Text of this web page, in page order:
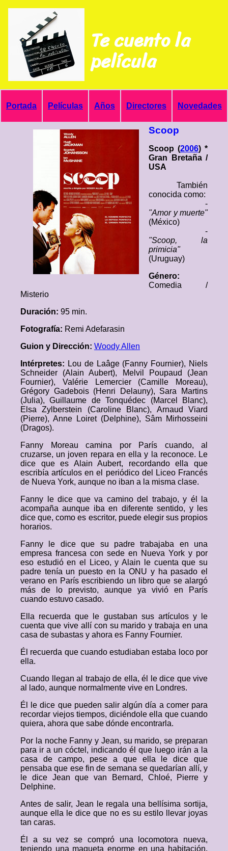
Te cuento la
película
Portada Películas Años Directores Novedades
Scoop
Scoop (2006) *
Gran Bretaña /
USA
También
conocida como:
-
"Amor y muerte"
(México)
-
"Scoop, la
primicia"
(Uruguay)
Género:
Comedia /
Misterio
Duración: 95 min.
Fotografía: Remi Adefarasin
Guion y Dirección: Woody Allen
Intérpretes: Lou de Laâge (Fanny Fournier), Niels
Schneider (Alain Aubert), Melvil Poupaud (Jean
Fournier), Valérie Lemercier (Camille Moreau),
Grégory Gadebois (Henri Delauny), Sara Martins
(Julia), Guillaume de Tonquédec (Marcel Blanc),
Elsa Zylberstein (Caroline Blanc), Arnaud Viard
(Pierre), Anne Loiret (Delphine), Sâm Mirhosseini
(Dragos).
Fanny Moreau camina por París cuando, al
cruzarse, un joven repara en ella y la reconoce. Le
dice que es Alain Aubert, recordando ella que
escribía artículos en el periódico del Liceo Francés
de Nueva York, aunque no iban a la misma clase.
Fanny le dice que va camino del trabajo, y él la
acompaña aunque iba en diferente sentido, y les
dice que, como es escritor, puede elegir sus propios
horarios.
Fanny le dice que su padre trabajaba en una
empresa francesa con sede en Nueva York y por
eso estudió en el Liceo, y Alain le cuenta que su
padre tenía un puesto en la ONU y ha pasado el
verano en París escribiendo un libro que se alargó
más de lo previsto, aunque ya vivió en París
cuando estuvo casado.
Ella recuerda que le gustaban sus artículos y le
cuenta que vive allí con su marido y trabaja en una
casa de subastas y ahora es Fanny Fournier.
Él recuerda que cuando estudiaban estaba loco por
ella.
Cuando llegan al trabajo de ella, él le dice que vive
al lado, aunque normalmente vive en Londres.
Él le dice que pueden salir algún día a comer para
recordar viejos tiempos, diciéndole ella que cuando
quiera, ahora que sabe dónde encontrarla.
Por la noche Fanny y Jean, su marido, se preparan
para ir a un cóctel, indicando él que luego irán a la
casa de campo, pese a que ella le dice que
pensaba que ese fin de semana se quedarían allí, y
le dice Jean que van Bernard, Chloé, Pierre y
Delphine.
Antes de salir, Jean le regala una bellísima sortija,
aunque ella le dice que no es su estilo llevar joyas
tan caras.
Él a su vez se compró una locomotora nueva,
teniendo una maqueta enorme en una habitación,